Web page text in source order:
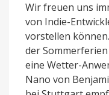
Wir freuen uns
von Indie-
vorstellen
der
eine Wetter-
Nano von